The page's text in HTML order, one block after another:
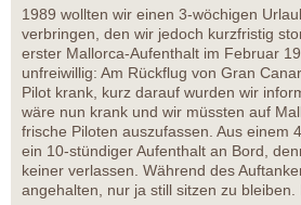
1989 wollten wir einen 3-wöchigen
verbringen, den wir jedoch kurzfristig
erster Mallorca-Aufenthalt im Februar
unfreiwillig: Am Rückflug von Gran
Pilot krank, kurz darauf wurden wir
wäre nun krank und wir müssten auf
frische Piloten auszufassen. Aus einem
ein 10-stündiger Aufenthalt an Bord,
keiner verlassen. Während des
angehalten, nur ja still sitzen zu bleiben.